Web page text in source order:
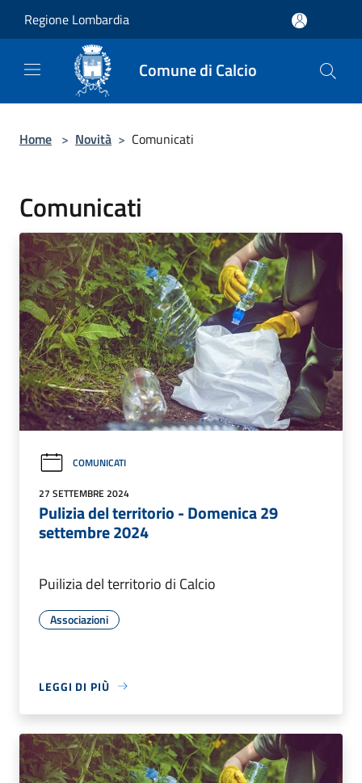
Regione Lombardia
Comune di Calcio
Home > Novità > Comunicati
Comunicati
COMUNICATI
27 SETTEMBRE 2024
Pulizia del territorio - Domenica 29
settembre 2024
Puilizia del territorio di Calcio
Associazioni
LEGGI DI PIÙ